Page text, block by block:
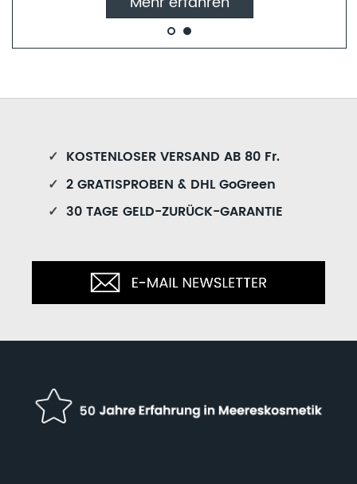
✓ KOSTENLOSER VERSAND AB 80 Fr.
✓ 2 GRATISPROBEN & DHL GoGreen
✓ 30 TAGE GELD-ZURÜCK-GARANTIE